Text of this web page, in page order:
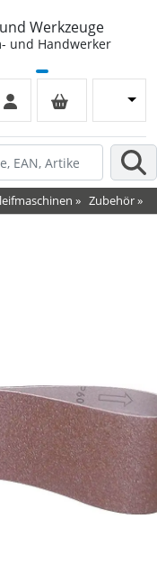
Werkzeuge
und Handwerker
» Zubehör»